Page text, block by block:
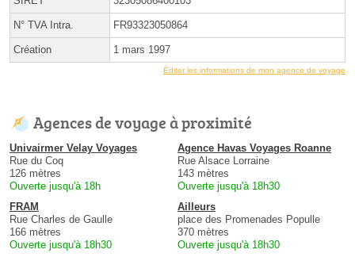
N° TVA Intra. FR93323050864
Création 1 mars 1997
Éditer les informations de mon agence de voyage
Agences de voyage à proximité
Univairmer Velay Voyages
Rue du Coq
126 mètres
Ouverte jusqu'à 18h
Agence Havas Voyages Roanne
Rue Alsace Lorraine
143 mètres
Ouverte jusqu'à 18h30
FRAM
Rue Charles de Gaulle
166 mètres
Ouverte jusqu'à 18h30
Ailleurs
place des Promenades Populle
370 mètres
Ouverte jusqu'à 18h30